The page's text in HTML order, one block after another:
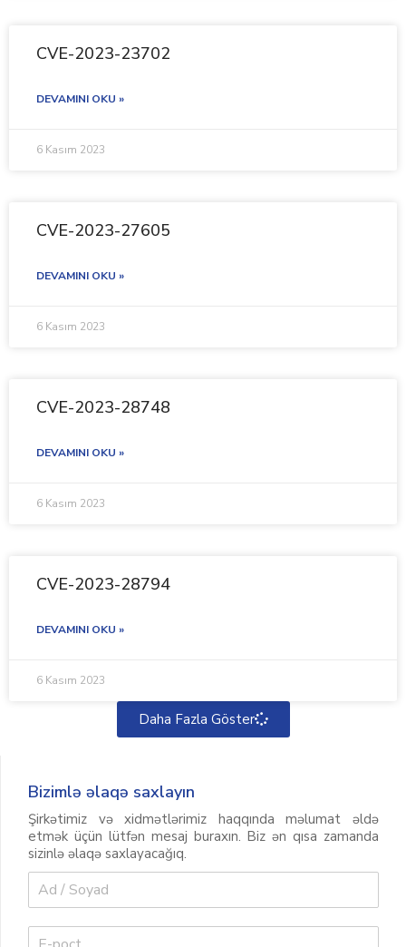
CVE-2023-23702
DEVAMINI OKU »
6 Kasım 2023
CVE-2023-27605
DEVAMINI OKU »
6 Kasım 2023
CVE-2023-28748
DEVAMINI OKU »
6 Kasım 2023
CVE-2023-28794
DEVAMINI OKU »
6 Kasım 2023
Daha Fazla Göster
Bizimlə əlaqə saxlayın
Şirkətimiz və xidmətlərimiz haqqında məlumat əldə
etmək üçün lütfən mesaj buraxın. Biz ən qısa zamanda
sizinlə əlaqə saxlayacağıq.